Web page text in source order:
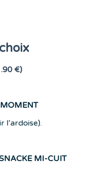
€)
l’ardoise).
MI-CUIT